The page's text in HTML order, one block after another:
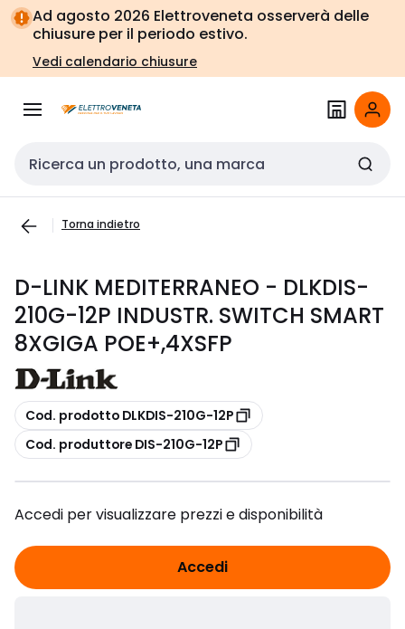
Vai alla
navigazione
Vai
alla
pagina
Ad agosto 2026 Elettroveneta osserverà delle
chiusure per il periodo estivo.
Vedi calendario chiusure
Cerca input
Torna indietro
D-LINK MEDITERRANEO - DLKDIS-
210G-12P INDUSTR. SWITCH SMART
8XGIGA POE+,4XSFP
copia
Cod. prodotto DLKDIS-210G-12P
copia
Cod. produttore DIS-210G-12P
Accedi per visualizzare prezzi e disponibilità
Accedi